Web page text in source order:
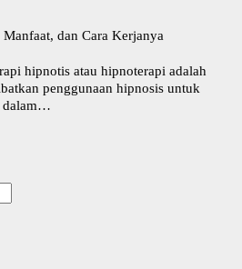
dan Cara Kerjanya
hipnotis atau hipnoterapi adalah
penggunaan hipnosis untuk
dalam…